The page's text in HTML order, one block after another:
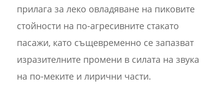
прилага за леко овладяване на пиковите
стойности на по-агресивните стакато
пасажи, като същевременно се запазват
изразителните промени в силата на звука
на по-меките и лирични части.